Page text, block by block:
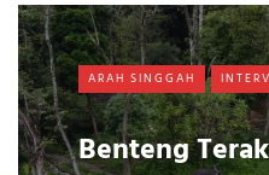
ARAH SINGGAH
Benteng